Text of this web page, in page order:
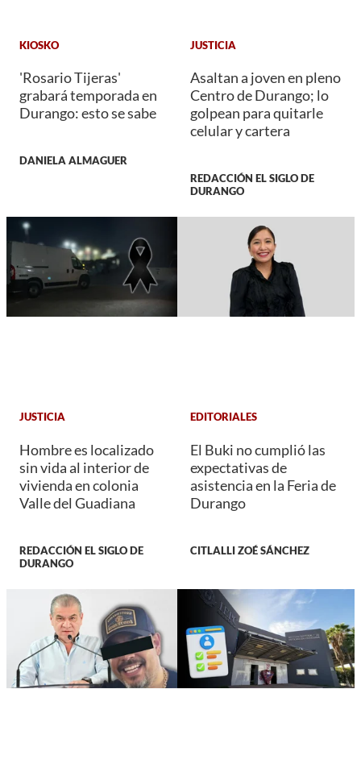
KIOSKO
'Rosario Tijeras'
grabará temporada en
Durango: esto se sabe
DANIELA ALMAGUER
JUSTICIA
Asaltan a joven en pleno
Centro de Durango; lo
golpean para quitarle
celular y cartera
REDACCIÓN EL SIGLO DE
DURANGO
JUSTICIA
Hombre es localizado
sin vida al interior de
vivienda en colonia
Valle del Guadiana
REDACCIÓN EL SIGLO DE
DURANGO
EDITORIALES
El Buki no cumplió las
expectativas de
asistencia en la Feria de
Durango
CITLALLI ZOÉ SÁNCHEZ